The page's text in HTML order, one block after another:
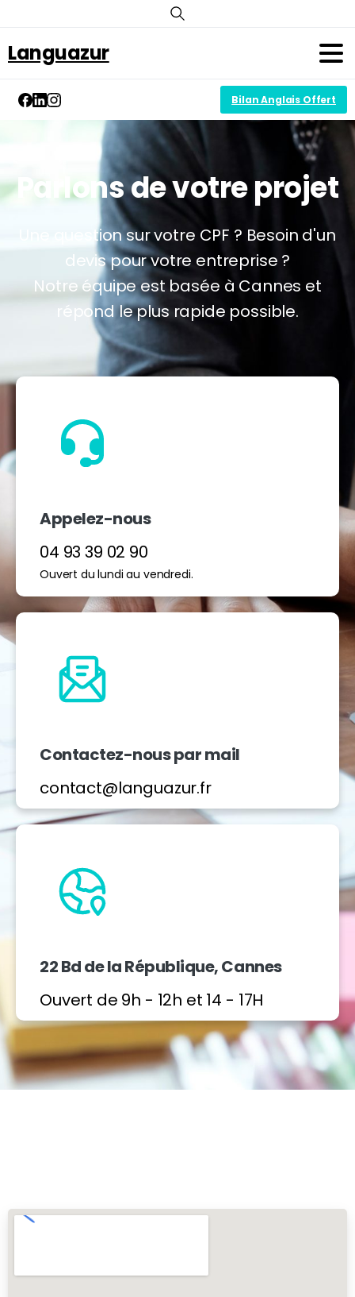
Languazur
Bilan Anglais Offert
Parlons de votre projet
Une question sur votre CPF ? Besoin d'un
devis pour votre entreprise ?
Notre équipe est basée à Cannes et
répond le plus rapide possible.
Appelez-nous
04 93 39 02 90
Ouvert du lundi au vendredi.
Contactez-nous par mail
contact@languazur.fr
22 Bd de la République, Cannes
Ouvert de 9h - 12h et 14 - 17H